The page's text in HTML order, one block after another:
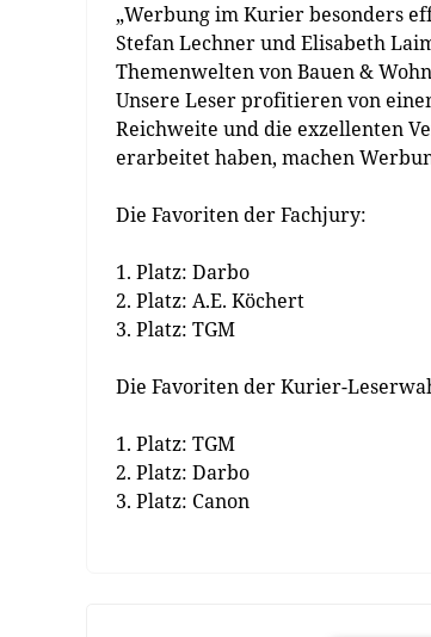
„Werbung im Kurier besonders
Stefan Lechner und Elisabeth
Themenwelten von Bauen &
Unsere Leser profitieren von
Reichweite und die exzellenten
erarbeitet haben, machen
Die Favoriten der Fachjury:
1. Platz: Darbo
2. Platz: A.E. Köchert
3. Platz: TGM
Die Favoriten der Kurier-
1. Platz: TGM
2. Platz: Darbo
3. Platz: Canon